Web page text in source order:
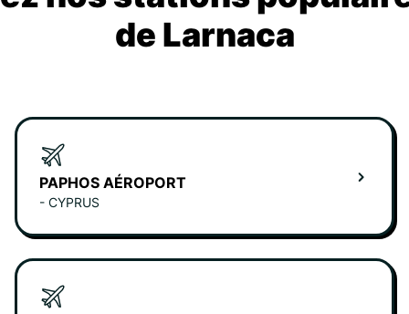
de Larnaca
PAPHOS AÉROPORT
- CYPRUS